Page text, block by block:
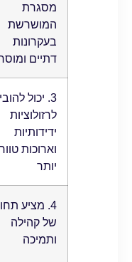
מסגרת
המושרשת
בעקרונות
דתיים
3. יכול
לרזולוציות
ידידותיות
וארוכות
יותר
4. מציע
של קהילה
ותמיכה